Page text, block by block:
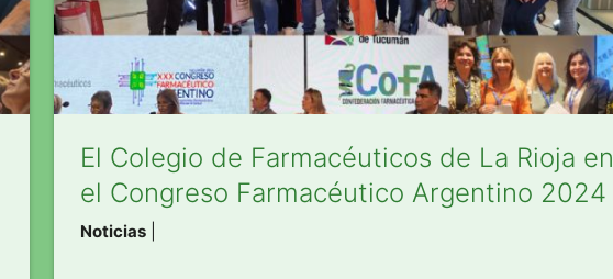
El Colegio de Farmacéuticos de La Rioja en
el Congreso Farmacéutico Argentino 2024
Noticias